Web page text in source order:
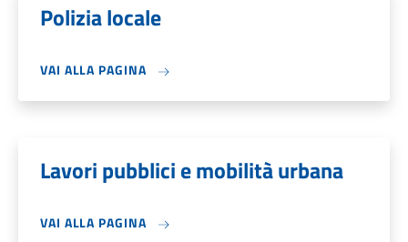
Polizia locale
VAI ALLA PAGINA
Lavori pubblici e mobilità urbana
VAI ALLA PAGINA